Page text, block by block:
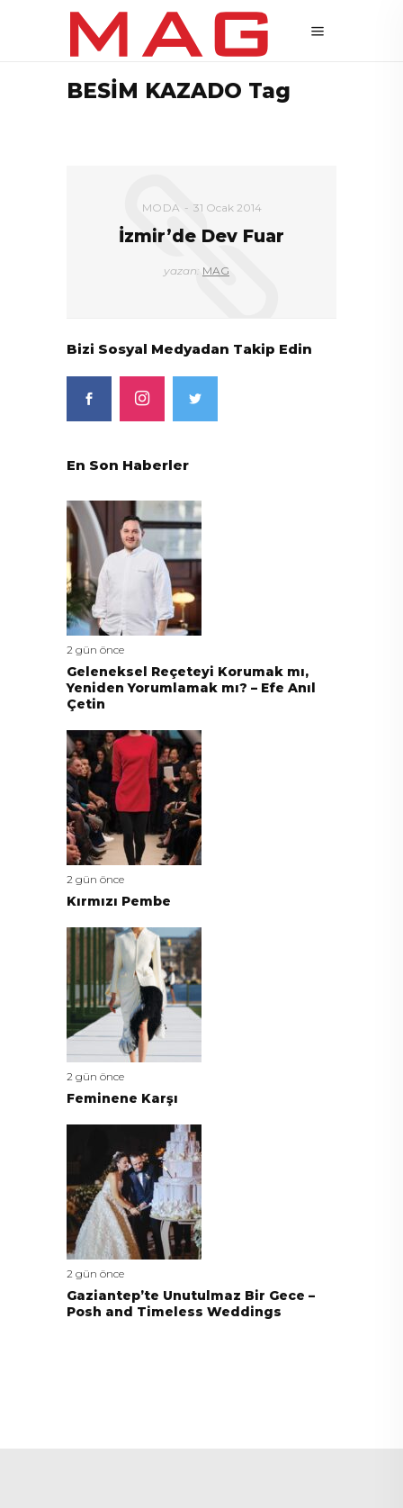
BESİM KAZADO Tag
MODA 31 Ocak 2014
İzmir’de Dev Fuar
yazan: MAG
Bizi Sosyal Medyadan Takip Edin
En Son Haberler
2 gün önce
Geleneksel Reçeteyi Korumak mı,
Yeniden Yorumlamak mı? – Efe Anıl
Çetin
2 gün önce
Kırmızı Pembe
2 gün önce
Feminene Karşı
2 gün önce
Gaziantep’te Unutulmaz Bir Gece –
Posh and Timeless Weddings